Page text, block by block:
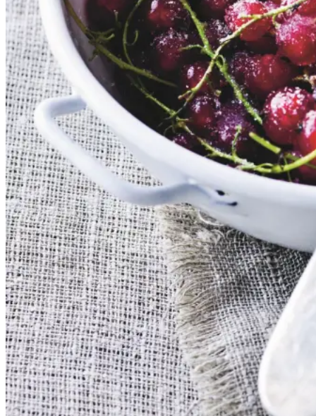
Dansk mad
Sommermad
De rødlige bær er en sand
sommerklassiker. De har en frisk
og syrlig smag, som når de koges
op med sukker, udgør et dejligt
tilbehør til søde sager. De kan
serveres både til is, en kage eller
bare med letpisket flødeskum eller
skyr rørt lind med lidt mælk.